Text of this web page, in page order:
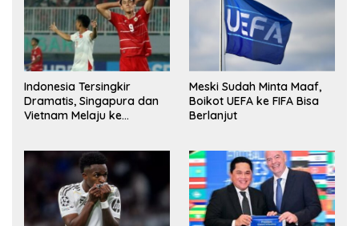
Indonesia Tersingkir
Dramatis, Singapura dan
Vietnam Melaju ke
Meski Sudah Minta Maaf,
Boikot UEFA ke FIFA Bisa
Berlanjut